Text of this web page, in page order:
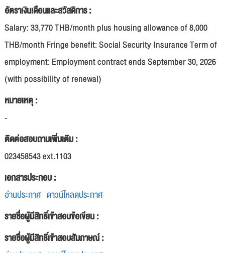
อัตราเงินเดือนและสวัสดิการ :
Salary: 33,770 THB/month plus housing allowance of 8,000
THB/month Fringe benefit: Social Security Insurance Term of
employment: Employment contract ends September 30, 2026
(with possibility of renewal)
หมายเหตุ :
-
ติดต่อสอบถามเพิ่มเติม :
023458543 ext.1103
เอกสารประกอบ :
อ่านประกาศ ดาวน์โหลดประกาศ
รายชื่อผู้มีสิทธิ์เข้าสอบข้อเขียน :
รายชื่อผู้มีสิทธิ์เข้าสอบสัมภาษณ์ :